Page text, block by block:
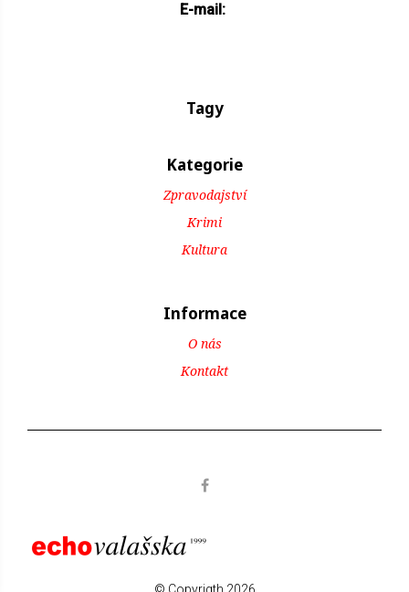
E-mail:
Tagy
Kategorie
Zpravodajství
Krimi
Kultura
Informace
O nás
Kontakt